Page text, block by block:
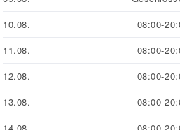
10.08.
08:00-
11.08.
08:00-
12.08.
08:00-
13.08.
08:00-